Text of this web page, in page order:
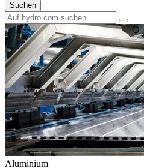
Suchen
Aluminium